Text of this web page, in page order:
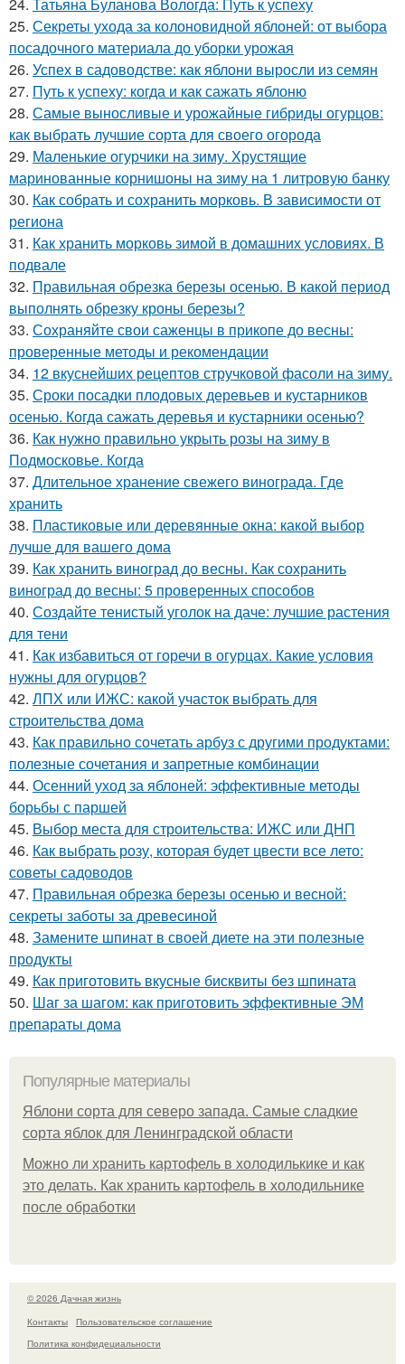
25. Секреты ухода за колоновидной яблоней: от выбора
посадочного материала до уборки урожая
26. Успех в садоводстве: как яблони выросли из семян
27. Путь к успеху: когда и как сажать яблоню
28. Самые выносливые и урожайные гибриды огурцов:
как выбрать лучшие сорта для своего огорода
29. Маленькие огурчики на зиму. Хрустящие
маринованные корнишоны на зиму на 1 литровую банку
30. Как собрать и сохранить морковь. В зависимости от
региона
31. Как хранить морковь зимой в домашних условиях. В
подвале
32. Правильная обрезка березы осенью. В какой период
выполнять обрезку кроны березы?
33. Сохраняйте свои саженцы в прикопе до весны:
проверенные методы и рекомендации
34. 12 вкуснейших рецептов стручковой фасоли на зиму.
35. Сроки посадки плодовых деревьев и кустарников
осенью. Когда сажать деревья и кустарники осенью?
36. Как нужно правильно укрыть розы на зиму в
Подмосковье. Когда
37. Длительное хранение свежего винограда. Где
хранить
38. Пластиковые или деревянные окна: какой выбор
лучше для вашего дома
39. Как хранить виноград до весны. Как сохранить
виноград до весны: 5 проверенных способов
40. Создайте тенистый уголок на даче: лучшие растения
для тени
41. Как избавиться от горечи в огурцах. Какие условия
нужны для огурцов?
42. ЛПХ или ИЖС: какой участок выбрать для
строительства дома
43. Как правильно сочетать арбуз с другими продуктами:
полезные сочетания и запретные комбинации
44. Осенний уход за яблоней: эффективные методы
борьбы с паршей
45. Выбор места для строительства: ИЖС или ДНП
46. Как выбрать розу, которая будет цвести все лето:
советы садоводов
47. Правильная обрезка березы осенью и весной:
секреты заботы за древесиной
48. Замените шпинат в своей диете на эти полезные
продукты
49. Как приготовить вкусные бисквиты без шпината
50. Шаг за шагом: как приготовить эффективные ЭМ
препараты дома
Популярные материалы
Яблони сорта для северо запада. Самые сладкие
сорта яблок для Ленинградской области
Можно ли хранить картофель в холодилькике и как
это делать. Как хранить картофель в холодильнике
после обработки
© 2026 Дачная жизнь
Контакты
Пользовательское соглашение
Политика конфидециальности